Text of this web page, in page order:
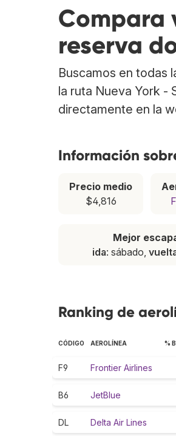
Compara
reserva
Buscamos en todas
la ruta Nueva York -
directamente en la
Información
Precio medio
$4,816
Mejor
ida: sábado,
Ranking de
CÓDIGO AEROLÍNEA %
F9 Frontier Airlines
B6 JetBlue
DL Delta Air Lines